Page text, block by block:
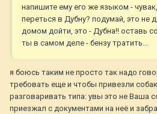
напишите ему его же языком -
переться в Дубну? подумай, это не
домом дойти, это - Дубна!! оставь
ты в самом деле - бензу тратить...
я боюсь таким не просто так надо
требовать еще и чтобы привезли
разговаривать типа: увы это не Ваша
приезжал с документами на неё и